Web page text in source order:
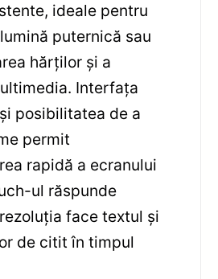
ideale pentru
puternică sau
hărților și a
Interfața
posibilitatea de a
permit
rapidă a ecranului
ul răspunde
face textul și
de citit în timpul